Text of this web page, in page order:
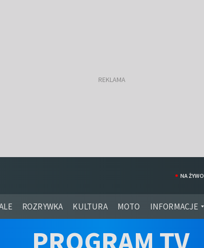
ROZRYWKA KULTURA MOTO INFORMACJE
NA ŻYWO